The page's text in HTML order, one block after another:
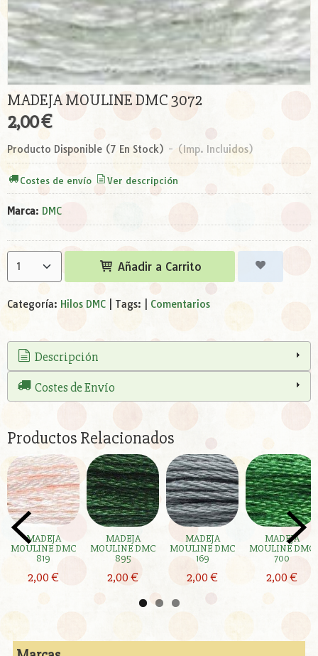
MADEJA MOULINE DMC 3072
2,00 €
Producto Disponible (7 En Stock) - (Imp. Incluidos)
Costes de envío Ver descripción
Marca: DMC
Añadir a Carrito
Categoría: Hilos DMC Tags: Comentarios
Descripción
Costes de Envío
Productos Relacionados
MADEJA
MOULINE DMC
819
2,00 €
MADEJA
MOULINE DMC
895
2,00 €
MADEJA
MOULINE DMC
169
2,00 €
MADEJA
MOULINE DMC
700
2,00 €